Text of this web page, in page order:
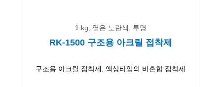
1 kg, 옅은 노란색, 투명
RK-1500 구조용 아크릴 접착제
구조용 아크릴 접착제, 액상타입의 비혼합 접착제